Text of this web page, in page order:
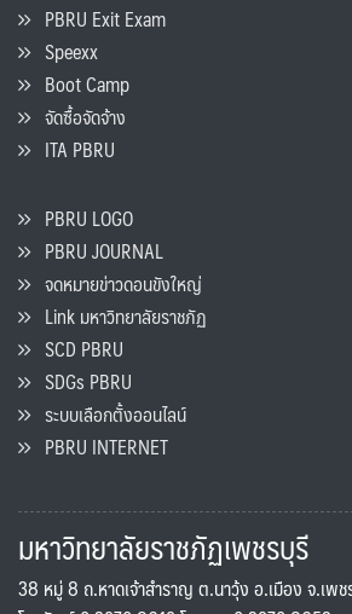
PBRU Exit Exam
Speexx
Boot Camp
จัดซื้อจัดจ้าง
ITA PBRU
PBRU LOGO
PBRU JOURNAL
จดหมายข่าวดอนขังใหญ่
Link มหาวิทยาลัยราชภัฏ
SCD PBRU
SDGs PBRU
ระบบเลือกตั้งออนไลน์
PBRU INTERNET
มหาวิทยาลัยราชภัฏเพชรบุรี
38 หมู่ 8 ถ.หาดเจ้าสำราญ ต.นาวุ้ง อ.เมือง จ.เพ